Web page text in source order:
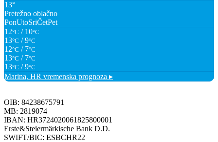
13°
Pretežno oblačno
PonUtoSriČetPet
12°C / 10°C
13°C / 9°C
12°C / 7°C
13°C / 7°C
13°C / 9°C
Marina, HR vremenska prognoza ▸
OIB: 84238675791
MB: 2819074
IBAN: HR3724020061825800001
Erste&Steiermärkische Bank D.D.
SWIFT/BIC: ESBCHR22